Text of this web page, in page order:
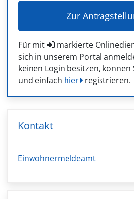
Zur
Für mit
markierte
sich in unserem Portal
keinen Login besitzen, können
und einfach hier registrieren.
Kontakt
Einwohnermeldeamt